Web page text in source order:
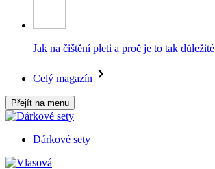
Jak na čištění pleti a proč je to tak důležité
Celý magazín
Přejít na menu
Dárkové sety